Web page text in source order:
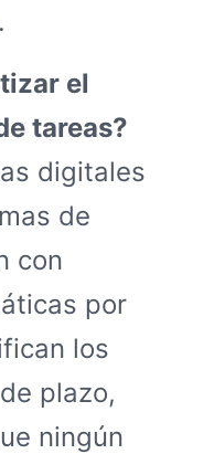
el
tareas?
digitales
de
con
por
los
plazo,
ningún